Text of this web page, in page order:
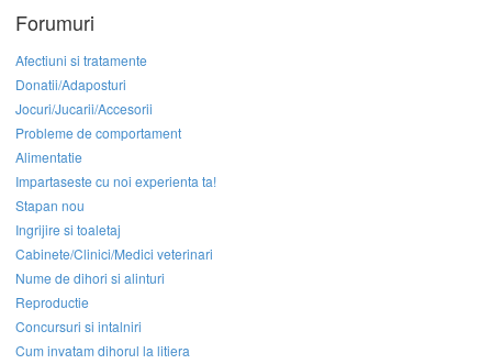
Forumuri
Afectiuni si tratamente
Donatii/Adaposturi
Jocuri/Jucarii/Accesorii
Probleme de comportament
Alimentatie
Impartaseste cu noi experienta ta!
Stapan nou
Ingrijire si toaletaj
Cabinete/Clinici/Medici veterinari
Nume de dihori si alinturi
Reproductie
Concursuri si intalniri
Cum invatam dihorul la litiera